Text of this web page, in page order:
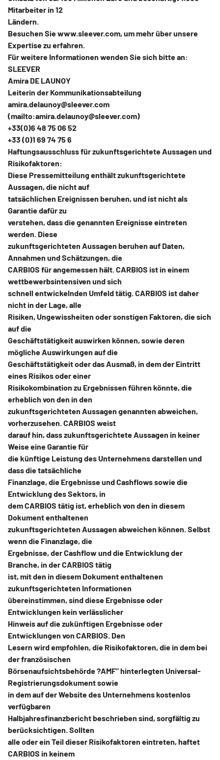
Mitarbeiter in 12
Ländern.
Besuchen Sie www.sleever.com, um mehr über unsere
Expertise zu erfahren.
Für weitere Informationen wenden Sie sich bitte an:
SLEEVER
Amira DE LAUNOY
Leiterin der Kommunikationsabteilung
amira.delaunoy@sleever.com
(mailto:amira.delaunoy@sleever.com)
+33(0)6 48 75 06 52
+33 (0)1 69 74 75 6
Haftungsausschluss für zukunftsgerichtete Aussagen und
Risikofaktoren:
Diese Pressemitteilung enthält zukunftsgerichtete
Aussagen, die nicht auf
tatsächlichen Ereignissen beruhen, und ist nicht als
Garantie dafür zu
verstehen, dass die genannten Ereignisse eintreten
werden. Diese
zukunftsgerichteten Aussagen beruhen auf Daten,
Annahmen und Schätzungen, die
CARBIOS für angemessen hält. CARBIOS ist in einem
wettbewerbsintensiven und sich
schnell entwickelnden Umfeld tätig. CARBIOS ist daher
nicht in der Lage, alle
Risiken, Ungewissheiten oder sonstigen Faktoren, die sich
auf die
Geschäftstätigkeit auswirken können, sowie deren
mögliche Auswirkungen auf die
Geschäftstätigkeit oder das Ausmaß, in dem der Eintritt
eines Risikos oder einer
Risikokombination zu Ergebnissen führen könnte, die
erheblich von den in den
zukunftsgerichteten Aussagen genannten abweichen,
vorherzusehen. CARBIOS weist
darauf hin, dass zukunftsgerichtete Aussagen in keiner
Weise eine Garantie für
die künftige Leistung des Unternehmens darstellen und
dass die tatsächliche
Finanzlage, die Ergebnisse und Cashflows sowie die
Entwicklung des Sektors, in
dem CARBIOS tätig ist, erheblich von den in diesem
Dokument enthaltenen
zukunftsgerichteten Aussagen abweichen können. Selbst
wenn die Finanzlage, die
Ergebnisse, der Cashflow und die Entwicklung der
Branche, in der CARBIOS tätig
ist, mit den in diesem Dokument enthaltenen
zukunftsgerichteten Informationen
übereinstimmen, sind diese Ergebnisse oder
Entwicklungen kein verlässlicher
Hinweis auf die zukünftigen Ergebnisse oder
Entwicklungen von CARBIOS. Den
Lesern wird empfohlen, die Risikofaktoren, die in dem bei
der französischen
Börsenaufsichtsbehörde ?AMF" hinterlegten Universal-
Registrierungsdokument sowie
in dem auf der Website des Unternehmens kostenlos
verfügbaren
Halbjahresfinanzbericht beschrieben sind, sorgfältig zu
berücksichtigen. Sollten
alle oder ein Teil dieser Risikofaktoren eintreten, haftet
CARBIOS in keinem